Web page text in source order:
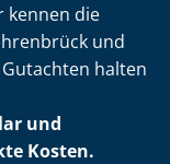
kennen die
und
halten
und
Kosten.